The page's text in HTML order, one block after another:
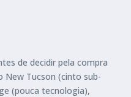
de decidir pela compra
Tucson (cinto sub-
(pouca tecnologia),